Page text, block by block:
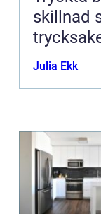
skillnad så skapar företag
Julia Ekk